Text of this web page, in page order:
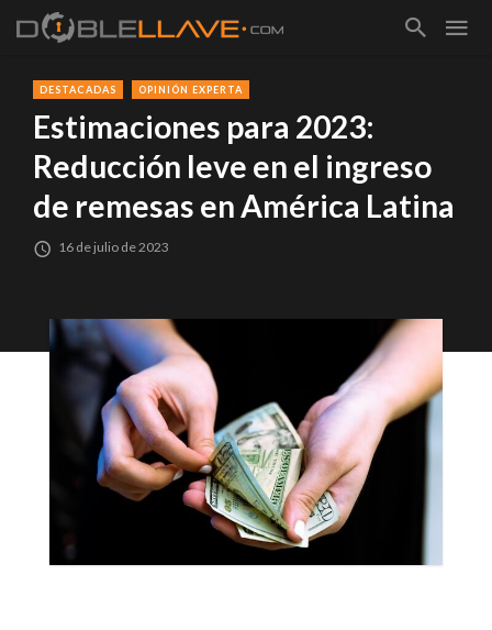
DESTACADAS OPINIÓN EXPERTA
Estimaciones para 2023:
Reducción leve en el ingreso
de remesas en América Latina
16 de julio de 2023